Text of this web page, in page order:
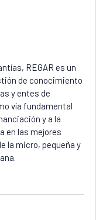
REGAR es un
de conocimiento
y entes de
vía fundamental
y a la
en las mejores
la micro, pequeña y